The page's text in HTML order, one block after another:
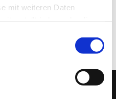
mit weiteren Daten